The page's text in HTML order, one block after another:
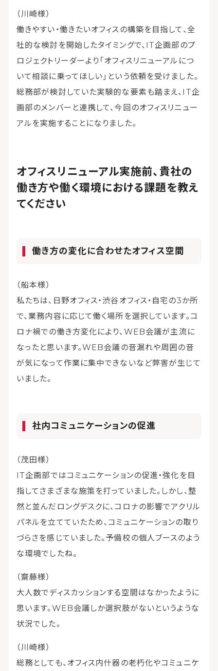
（川崎様）
働きやすい・働きたいオフィスの構築を目指して、全
社的な検討を開始したタイミングで、IT企画部のプ
ロジェクトリーダーより「オフィスリニューアルにつ
いて相談に乗ってほしい」という依頼を受けました。
総務部が検討していた実験的な要素も踏まえ、IT企
画部のメンバーと連携して、今回のオフィスリニュー
アルを実施することになりました。
オフィスリニューアル実施前、貴社の
働き方や働く環境における課題を教え
てください
働き方の変化に合わせたオフィス空間
（船本様）
私たちは、日野オフィス・渋谷オフィス・自宅の3か所
で、業務内容に応じて働く場所を選択しています。コ
ロナ禍での働き方変化により、WEB会議が主流に
なったと思います。WEB会議の音漏れや周囲の音
が気になって作業に集中できないなど弊害が生じて
いました。
社内コミュニケーションの促進
（茂田様）
IT企画部ではコミュニケーションの促進・強化を目
指してさまざまな施策を打っていました。しかし、整
然と並んだロングデスクに、コロナの影響でアクリル
パネルを立てていたため、コミュニケーションの取り
づらさを感じていました。予備校の個人ブースのよう
な環境でしたね。
（齋藤様）
大人数でディスカッションする空間はなかったように
思います。WEB会議しか選択肢がないというような
状況でした。
（川崎様）
総務としても、オフィス内什器の老朽化やコミュニケ